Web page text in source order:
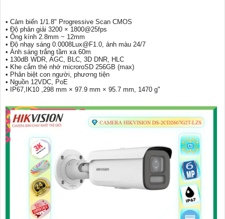
• Cảm biến 1/1.8" Progressive Scan CMOS
• Độ phân giải 3200 × 1800@25fps
• Ống kính 2.8mm ~ 12mm
• Độ nhạy sáng 0.0008Lux@F1.0, ảnh màu 24/7
• Ánh sáng trắng tầm xa 60m
• 130dB WDR, AGC, BLC, 3D DNR, HLC
• Khe cắm thẻ nhớ microroSD 256GB (max)
• Phân biệt con người, phương tiện
• Nguồn 12VDC, PoE
• IP67,IK10 ,298 mm × 97.9 mm × 95.7 mm, 1470 g"